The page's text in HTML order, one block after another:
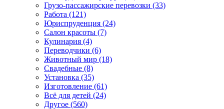
Грузо-пассажирские перевозки (33)
Работа (121)
Юриспруденция (24)
Салон красоты (7)
Кулинария (4)
Переводчики (6)
Животный мир (18)
Свадебные (8)
Установка (35)
Изготовление (61)
Всё для детей (24)
Другое (560)